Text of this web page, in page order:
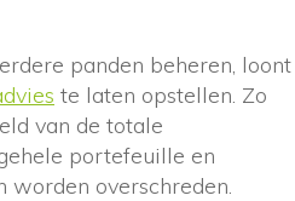
panden beheren, loont
te laten opstellen. Zo
van de totale
portefeuille en
overschreden.